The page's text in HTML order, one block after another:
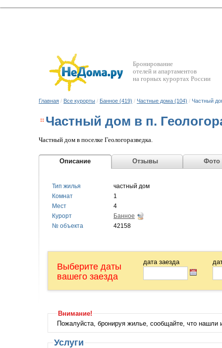
Бронирование
отелей и апартаментов
на горных курортах России
Главная / Все курорты / Банное (419) / Частные дома (104) / Частный
Частный дом в п.
Частный дом в поселке Геологоразведка.
Описание Отзывы Фото
Тип жилья
частный дом
Комнат
1
Мест
4
Курорт
Банное
№ объекта
42158
Выберите даты
вашего заезда
дата заезда
Внимание!
Пожалуйста, бронируя жилье, сообщайте, что
Услуги